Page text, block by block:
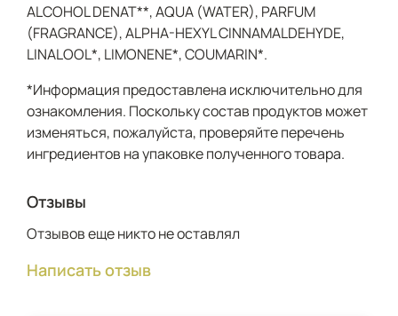
ALCOHOL DENAT**, AQUA (WATER), PARFUM
(FRAGRANCE), ALPHA-HEXYL CINNAMALDEHYDE,
LINALOOL*, LIMONENE*, COUMARIN*.
*Информация предоставлена исключительно для
ознакомления. Поскольку состав продуктов может
изменяться, пожалуйста, проверяйте перечень
ингредиентов на упаковке полученного товара.
Отзывы
Отзывов еще никто не оставлял
Написать отзыв